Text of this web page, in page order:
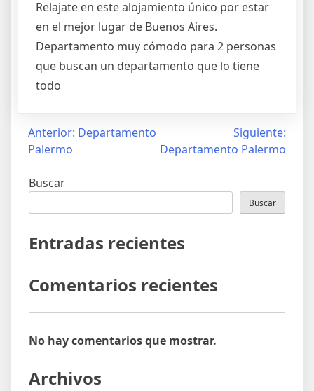
Relajate en este alojamiento único por estar
en el mejor lugar de Buenos Aires.
Departamento muy cómodo para 2 personas
que buscan un departamento que lo tiene
todo
Anterior: Departamento
Palermo
Siguiente:
Departamento Palermo
Buscar
Buscar
Entradas recientes
Comentarios recientes
No hay comentarios que mostrar.
Archivos